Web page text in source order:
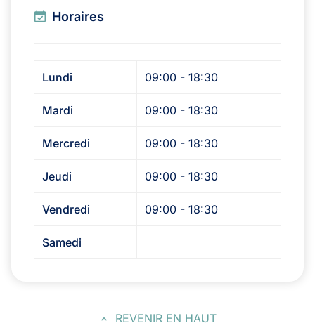
Horaires
Lundi 09:00 - 18:30
Mardi 09:00 - 18:30
Mercredi 09:00 - 18:30
Jeudi 09:00 - 18:30
Vendredi 09:00 - 18:30
Samedi
REVENIR EN HAUT